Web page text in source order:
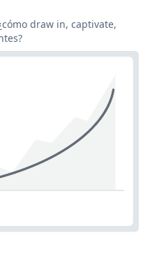
draw in, captivate,